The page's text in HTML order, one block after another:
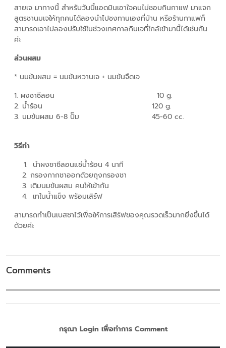
สายเจ มาทางนี้ สำหรับวันนี้แอดมินเอาใจคนไม่ชอบกินกาแฟ มาแจก
สูตรชานมเจให้ทุกคนได้ลองนำไปชงทานเองที่บ้าน หรือร้านกาแฟก็
สามารถเอาไปลองปรับใช้ในช่วงเทศกาลกินเจที่ใกล้เข้ามานี้ได้เช่นกัน
ค่ะ
ส่วนผสม
* นมข้นผสม = นมข้นหวานเจ + นมข้นจืดเจ
1. ผงชาซีลอน
10 g.
2. น้ำร้อน
120 g.
3. นมข้นผสม 6-8 ปั๊ม
45-60 cc.
วิธีทำ
นำผงชาซีลอนแช่น้ำร้อน 4 นาที
กรองกากชาออกด้วยถุงกรองชา
เติมนมข้นผสม คนให้เข้ากัน
เทในน้ำแข็ง พร้อมเสิร์ฟ
สามารถทำเป็นเบสชาไว้เพื่อให้การเสิร์ฟของคุณรวดเร็วมากยิ่งขึ้นได้
ด้วยค่ะ
Comments
กรุณา Login เพื่อทำการ Comment